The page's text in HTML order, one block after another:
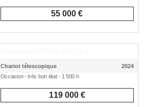
55 000 €
Chariot télescopique
2024
Occasion - très bon état - 1 500 h
119 000 €